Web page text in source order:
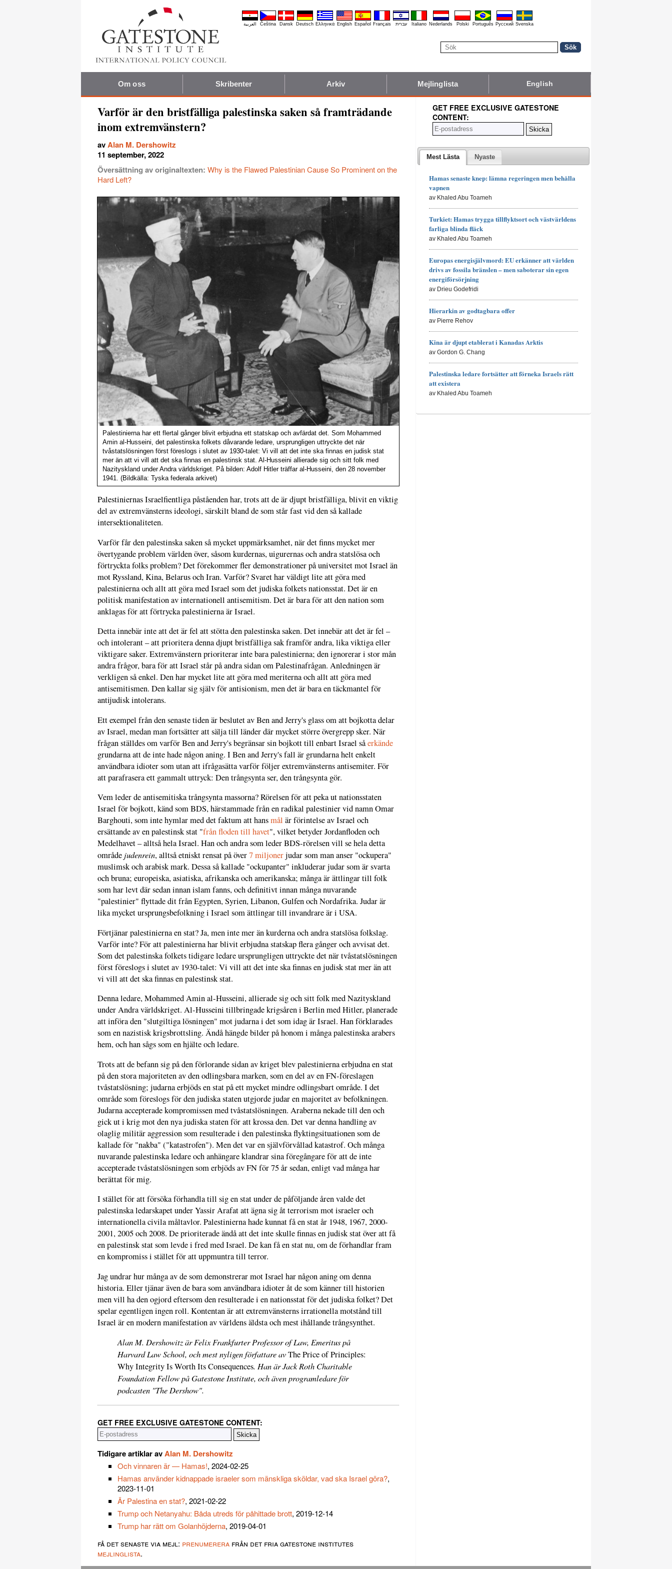
العربية Čeština Dansk Deutsch Ελληνικά English Español Français עברית Italiano Nederlands Polski Português Pyccĸий Svenska
Om oss Skribenter Arkiv Mejlinglista English
Varför är den bristfälliga palestinska saken så framträdande
inom extremvänstern?
avAlan M. Dershowitz
11 september, 2022
Översättning av originaltexten: Why is the Flawed Palestinian Cause So Prominent on the
Hard Left?
Palestinierna har ett flertal gånger blivit erbjudna ett statskap och avfärdat det. Som Mohammed
Amin al-Husseini, det palestinska folkets dåvarande ledare, ursprungligen uttryckte det när
tvåstatslösningen först föreslogs i slutet av 1930-talet: Vi vill att det inte ska finnas en judisk stat
mer än att vi vill att det ska finnas en palestinsk stat. Al-Husseini allierade sig och sitt folk med
Nazityskland under Andra världskriget. På bilden: Adolf Hitler träffar al-Husseini, den 28 november
1941. (Bildkälla: Tyska federala arkivet)
Palestiniernas Israelfientliga påståenden har, trots att de är djupt bristfälliga, blivit en viktig
del av extremvänsterns ideologi, särskilt bland de som står fast vid den så kallade
intersektionaliteten.
Varför får den palestinska saken så mycket uppmärksamhet, när det finns mycket mer
övertygande problem världen över, såsom kurdernas, uigurernas och andra statslösa och
förtryckta folks problem? Det förekommer fler demonstrationer på universitet mot Israel än
mot Ryssland, Kina, Belarus och Iran. Varför? Svaret har väldigt lite att göra med
palestinierna och allt att göra med Israel som det judiska folkets nationsstat. Det är en
politisk manifestation av internationell antisemitism. Det är bara för att den nation som
anklagas för att förtrycka palestinierna är Israel.
Detta innebär inte att det är fel att stötta den palestinska saken. Det innebär att det är fel –
och intolerant – att prioritera denna djupt bristfälliga sak framför andra, lika viktiga eller
viktigare saker. Extremvänstern prioriterar inte bara palestinierna; den ignorerar i stor mån
andra frågor, bara för att Israel står på andra sidan om Palestinafrågan. Anledningen är
verkligen så enkel. Den har mycket lite att göra med meriterna och allt att göra med
antisemitismen. Den kallar sig själv för antisionism, men det är bara en täckmantel för
antijudisk intolerans.
Ett exempel från den senaste tiden är beslutet av Ben and Jerry's glass om att bojkotta delar
av Israel, medan man fortsätter att sälja till länder där mycket större övergrepp sker. När
frågan ställdes om varför Ben and Jerry's begränsar sin bojkott till enbart Israel såerkände
grundarna att de inte hade någon aning. I Ben and Jerry's fall är grundarna helt enkelt
användbara idioter som utan att ifrågasätta varför följer extremvänsterns antisemiter. För
att parafrasera ett gammalt uttryck: Den trångsynta ser, den trångsynta gör.
Vem leder de antisemitiska trångsynta massorna? Rörelsen för att peka ut nationsstaten
Israel för bojkott, känd som BDS, härstammade från en radikal palestinier vid namn Omar
Barghouti, som inte hymlar med det faktum att hansmål är förintelse av Israel och
ersättande av en palestinsk stat "från floden till havet", vilket betyder Jordanfloden och
Medelhavet – alltså hela Israel. Han och andra som leder BDS-rörelsen vill se hela detta
område judenrein, alltså etniskt rensat på över7 miljonerjudar som man anser "ockupera"
muslimsk och arabisk mark. Dessa så kallade "ockupanter" inkluderar judar som är svarta
och bruna; europeiska, asiatiska, afrikanska och amerikanska; många är ättlingar till folk
som har levt där sedan innan islam fanns, och definitivt innan många nuvarande
"palestinier" flyttade dit från Egypten, Syrien, Libanon, Gulfen och Nordafrika. Judar är
lika mycket ursprungsbefolkning i Israel som ättlingar till invandrare är i USA.
Förtjänar palestinierna en stat? Ja, men inte mer än kurderna och andra statslösa folkslag.
Varför inte? För att palestinierna har blivit erbjudna statskap flera gånger och avvisat det.
Som det palestinska folkets tidigare ledare ursprungligen uttryckte det när tvåstatslösningen
först föreslogs i slutet av 1930-talet: Vi vill att det inte ska finnas en judisk stat mer än att
vi vill att det ska finnas en palestinsk stat.
Denna ledare, Mohammed Amin al-Husseini, allierade sig och sitt folk med Nazityskland
under Andra världskriget. Al-Husseini tillbringade krigsåren i Berlin med Hitler, planerade
att införa den "slutgiltiga lösningen" mot judarna i det som idag är Israel. Han förklarades
som en nazistisk krigsbrottsling. Ändå hängde bilder på honom i många palestinska arabers
hem, och han sågs som en hjälte och ledare.
Trots att de befann sig på den förlorande sidan av kriget blev palestinierna erbjudna en stat
på den stora majoriteten av den odlingsbara marken, som en del av en FN-föreslagen
tvåstatslösning; judarna erbjöds en stat på ett mycket mindre odlingsbart område. I det
område som föreslogs för den judiska staten utgjorde judar en majoritet av befolkningen.
Judarna accepterade kompromissen med tvåstatslösningen. Araberna nekade till den och
gick ut i krig mot den nya judiska staten för att krossa den. Det var denna handling av
olaglig militär aggression som resulterade i den palestinska flyktingsituationen som de
kallade för "nakba" ("katastrofen"). Men det var en självförvållad katastrof. Och många
nuvarande palestinska ledare och anhängare klandrar sina föregångare för att de inte
accepterade tvåstatslösningen som erbjöds av FN för 75 år sedan, enligt vad många har
berättat för mig.
I stället för att försöka förhandla till sig en stat under de påföljande åren valde det
palestinska ledarskapet under Yassir Arafat att ägna sig åt terrorism mot israeler och
internationella civila måltavlor. Palestinierna hade kunnat få en stat år 1948, 1967, 2000-
2001, 2005 och 2008. De prioriterade ändå att det inte skulle finnas en judisk stat över att få
en palestinsk stat som levde i fred med Israel. De kan få en stat nu, om de förhandlar fram
en kompromiss i stället för att uppmuntra till terror.
Jag undrar hur många av de som demonstrerar mot Israel har någon aning om denna
historia. Eller tjänar även de bara som användbara idioter åt de som känner till historien
men vill ha den ogjord eftersom den resulterade i en nationsstat för det judiska folket? Det
spelar egentligen ingen roll. Kontentan är att extremvänsterns irrationella motstånd till
Israel är en modern manifestation av världens äldsta och mest ihållande trångsynthet.
Alan M. Dershowitz är Felix Frankfurter Professor of Law, Emeritus på
Harvard Law School, och mest nyligen författare avThe Price of Principles:
Why Integrity Is Worth Its Consequences. Han är Jack Roth Charitable
Foundation Fellow på Gatestone Institute, och även programledare för
podcasten "The Dershow".
GET FREE EXCLUSIVE GATESTONE CONTENT:
Tidigare artiklar avAlan M. Dershowitz
Och vinnaren är — Hamas!, 2024-02-25
Hamas använder kidnappade israeler som mänskliga sköldar, vad ska Israel göra?,
2023-11-01
Är Palestina en stat?, 2021-02-22
Trump och Netanyahu: Båda utreds för påhittade brott, 2019-12-14
Trump har rätt om Golanhöjderna, 2019-04-01
få det senaste via mejl: prenumerera från det fria gatestone institutes
mejlinglista.
GET FREE EXCLUSIVE GATESTONE
CONTENT:
Mest Lästa Nyaste
Hamas senaste knep: lämna regeringen men behålla
vapnen
av Khaled Abu Toameh
Turkiet: Hamas trygga tillflyktsort och västvärldens
farliga blinda fläck
av Khaled Abu Toameh
Europas energisjälvmord: EU erkänner att världen
drivs av fossila bränslen – men saboterar sin egen
energiförsörjning
av Drieu Godefridi
Hierarkin av godtagbara offer
av Pierre Rehov
Kina är djupt etablerat i Kanadas Arktis
av Gordon G. Chang
Palestinska ledare fortsätter att förneka Israels rätt
att existera
av Khaled Abu Toameh